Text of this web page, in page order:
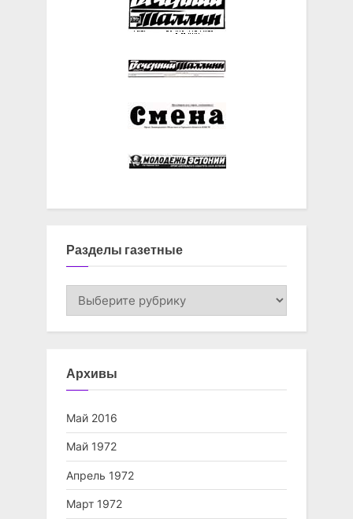
Разделы газетные
Разделы
Архивы
Май 2016
Май 1972
Апрель 1972
Март 1972